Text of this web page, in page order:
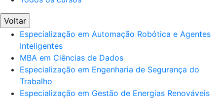
Voltar
Especialização em Automação Robótica e Agentes
Inteligentes
MBA em Ciências de Dados
Especialização em Engenharia de Segurança do
Trabalho
Especialização em Gestão de Energias Renováveis